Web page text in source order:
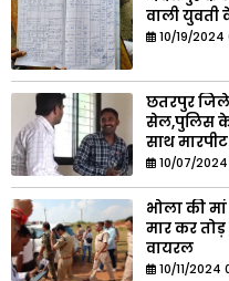
वाली
10/19/
छतरपुर जिले
सेल,पुलिस के
साथ
10/07/
भोला की
मार कर तोड़
वायरल
10/11/2024